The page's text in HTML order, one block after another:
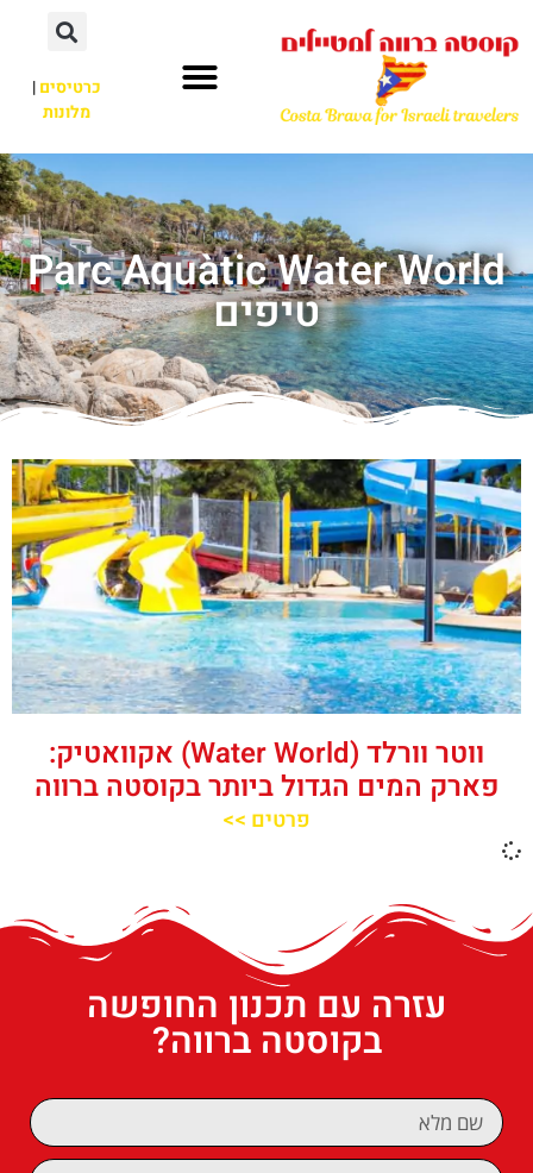
כרטיסים|
מלונות
Parc Aquàtic Water World
טיפים
ווטר וורלד (Water World) אקוואטיק:
פארק המים הגדול ביותר בקוסטה ברווה
פרטים >>
עזרה עם תכנון החופשה
בקוסטה ברווה?